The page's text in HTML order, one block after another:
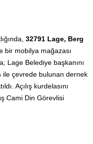
32791 Lage, Berg
bir mobilya mağazası
Lage Belediye başkanını
ile çevrede bulunan dernek
Açılış kurdelasını
Cami Din Görevlisi